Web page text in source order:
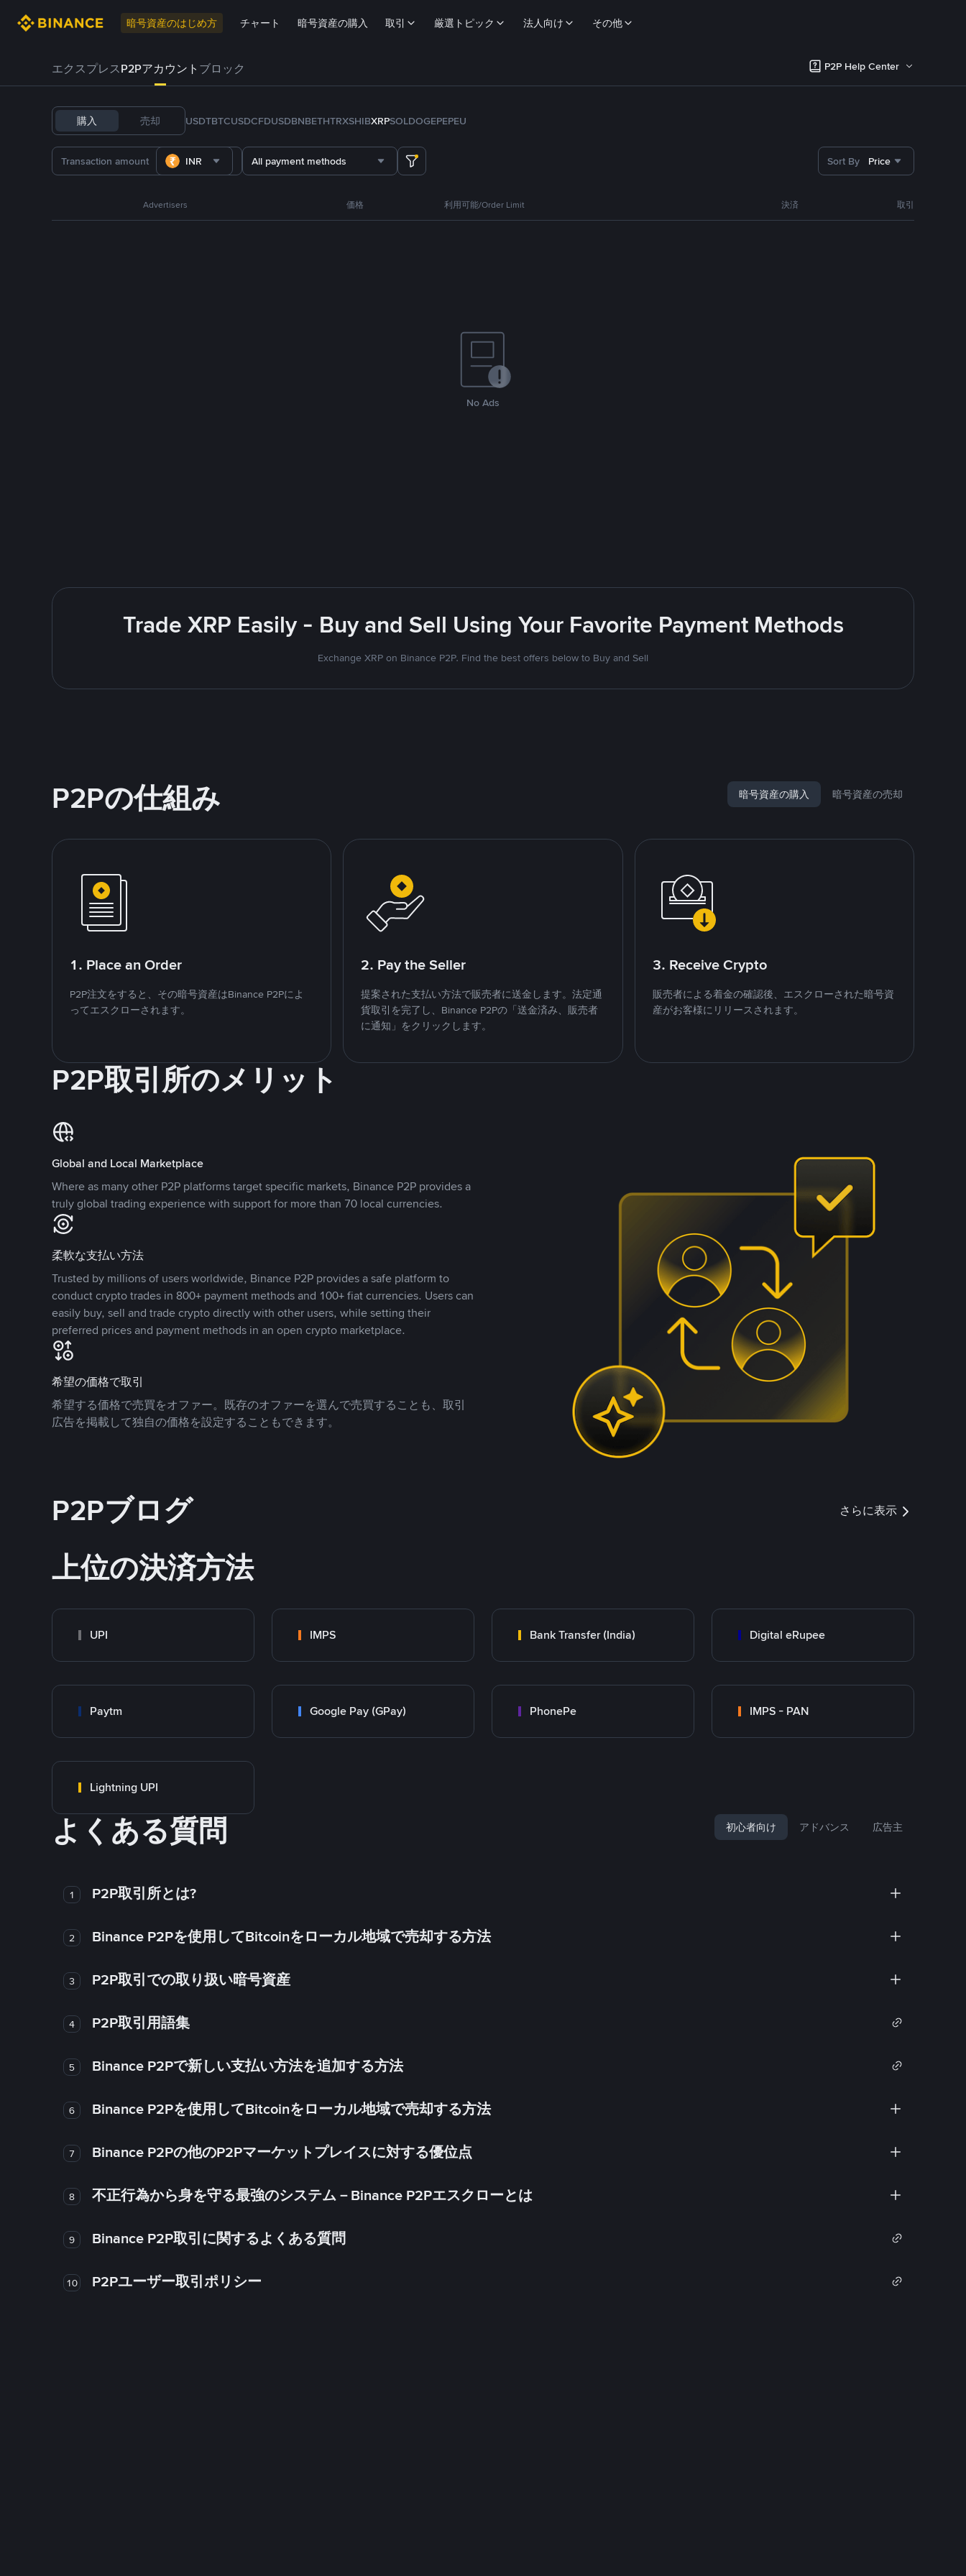
暗号資産のはじめ方 チャート 暗号資産の購入 取引 厳選トピック 法人向け その他
エクスプレスP2Pアカウント ブロック P2P Help Center
購入 売却 USDTBTCUSDCFDUSDBNBETHTRXSHIBXRPSOLDOGEPEPEU
INR All payment methods Sort By Price
Advertisers 価格 利用可能/Order Limit 決済 取引
No Ads
Trade XRP Easily - Buy and Sell Using Your Favorite Payment Methods
Exchange XRP on Binance P2P. Find the best offers below to Buy and Sell
P2Pの仕組み 暗号資産の購入 暗号資産の売却
1. Place an Order
P2P注文をすると、その暗号資産はBinance P2Pによ
ってエスクローされます。
2. Pay the Seller
提案された支払い方法で販売者に送金します。法定通
貨取引を完了し、Binance P2Pの「送金済み、販売者
に通知」をクリックします。
3. Receive Crypto
販売者による着金の確認後、エスクローされた暗号資
産がお客様にリリースされます。
P2P取引所のメリット
Global and Local Marketplace
Where as many other P2P platforms target specific markets, Binance P2P provides a
truly global trading experience with support for more than 70 local currencies.
柔軟な支払い方法
Trusted by millions of users worldwide, Binance P2P provides a safe platform to
conduct crypto trades in 800+ payment methods and 100+ fiat currencies. Users can
easily buy, sell and trade crypto directly with other users, while setting their
preferred prices and payment methods in an open crypto marketplace.
希望の価格で取引
希望する価格で売買をオファー。既存のオファーを選んで売買することも、取引
広告を掲載して独自の価格を設定することもできます。
P2Pブログ さらに表示
上位の決済方法
UPI IMPS Bank Transfer (India) Digital eRupee
Paytm Google Pay (GPay) PhonePe IMPS - PAN
Lightning UPI
よくある質問 初心者向け アドバンス 広告主
1 P2P取引所とは?
2 Binance P2Pを使用してBitcoinをローカル地域で売却する方法
3 P2P取引での取り扱い暗号資産
4 P2P取引用語集
5 Binance P2Pで新しい支払い方法を追加する方法
6 Binance P2Pを使用してBitcoinをローカル地域で売却する方法
7 Binance P2Pの他のP2Pマーケットプレイスに対する優位点
8 不正行為から身を守る最強のシステム－Binance P2Pエスクローとは
9 Binance P2P取引に関するよくある質問
10 P2Pユーザー取引ポリシー